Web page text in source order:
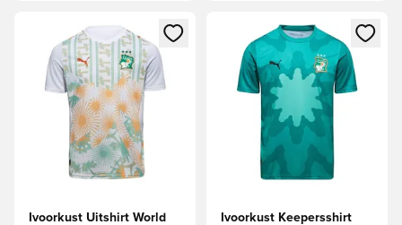
Opent een venster om in te loggen of je aan te melden als
Ivoorkust Uitshirt World
Opent een venster om in te
Ivoorkust Keepersshirt